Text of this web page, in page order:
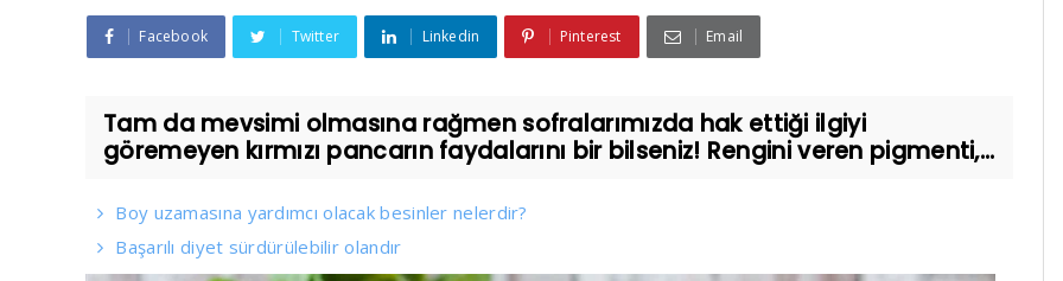
Facebook Twitter Linkedin Pinterest Email
Tam da mevsimi olmasına rağmen sofralarımızda hak ettiği ilgiyi
göremeyen kırmızı pancarın faydalarını bir bilseniz! Rengini veren pigmenti,...
Boy uzamasına yardımcı olacak besinler nelerdir?
Başarılı diyet sürdürülebilir olandır